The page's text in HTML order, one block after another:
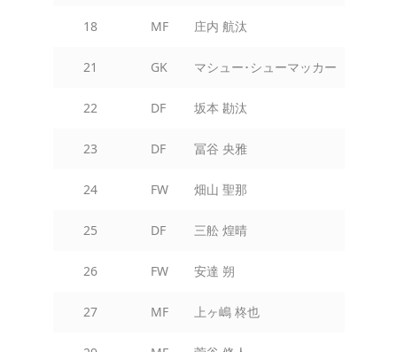
18 MF 庄内 航汰
21 GK マシュー･シューマッカー
22 DF 坂本 勘汰
23 DF 冨谷 央雅
24 FW 畑山 聖那
25 DF 三舩 煌晴
26 FW 安達 朔
27 MF 上ヶ嶋 柊也